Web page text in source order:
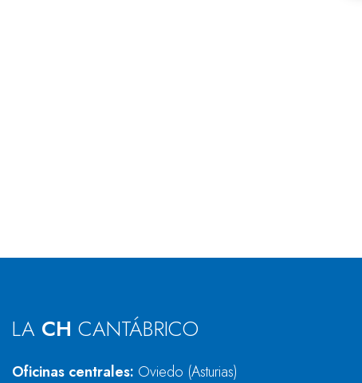
LA CH CANTÁBRICO
Oficinas centrales: Oviedo (Asturias)